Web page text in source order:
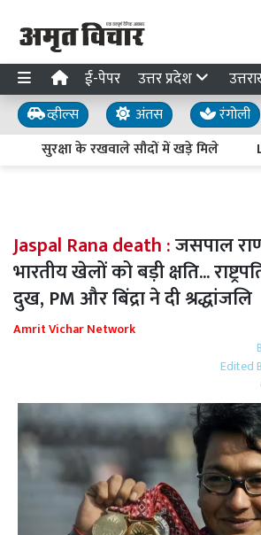
ई-पेपर उत्तर प्रदेश
व्हील्स अंतस रंगोली
सुरक्षा के रखवाले सौदों में खड़े मिले
Jaspal Rana death :जसपाल
भारतीय खेलों को बड़ी क्षति...
दुख, PM और बिंद्रा ने दी श्रद्धांजलि
Amrit Vichar Network
Edited